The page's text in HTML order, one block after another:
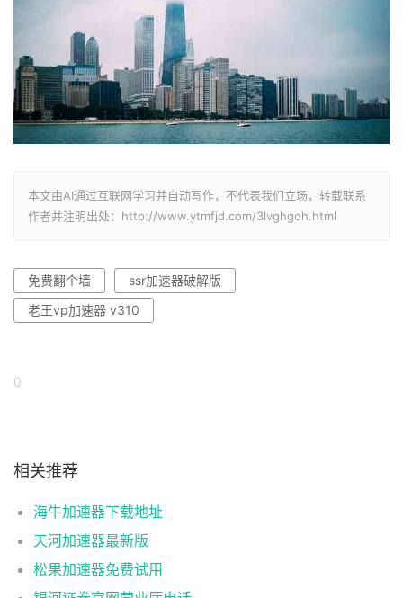
本文由AI通过互联网学习并自动写作，不代表我们立场，转载联系
作者并注明出处：http://www.ytmfjd.com/3lvghgoh.html
免费翻个墙
ssr加速器破解版
老王vp加速器 v310
0
相关推荐
海牛加速器下载地址
天河加速器最新版
松果加速器免费试用